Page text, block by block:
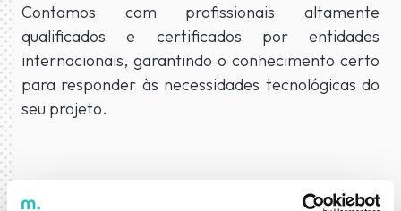
Contamos com profissionais altamente
qualificados e certificados por entidades
internacionais, garantindo o conhecimento certo
para responder às necessidades tecnológicas do
seu projeto.